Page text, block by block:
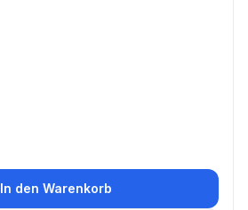
In den Warenkorb